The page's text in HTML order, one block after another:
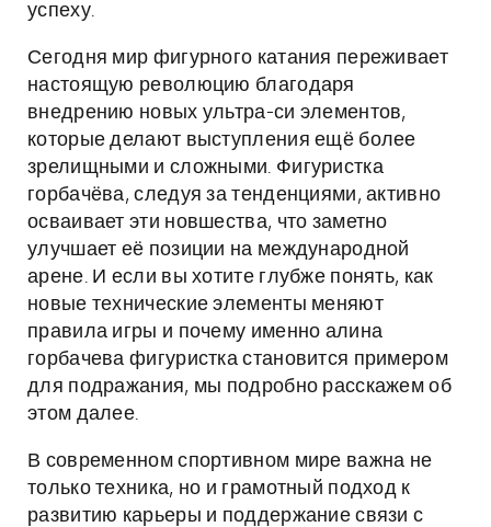
успеху.
Сегодня мир фигурного катания переживает
настоящую революцию благодаря
внедрению новых ультра-си элементов,
которые делают выступления ещё более
зрелищными и сложными. Фигуристка
горбачёва, следуя за тенденциями, активно
осваивает эти новшества, что заметно
улучшает её позиции на международной
арене. И если вы хотите глубже понять, как
новые технические элементы меняют
правила игры и почему именно алина
горбачева фигуристка становится примером
для подражания, мы подробно расскажем об
этом далее.
В современном спортивном мире важна не
только техника, но и грамотный подход к
развитию карьеры и поддержание связи с